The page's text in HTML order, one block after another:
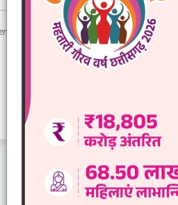
are Reviewed by Admin.